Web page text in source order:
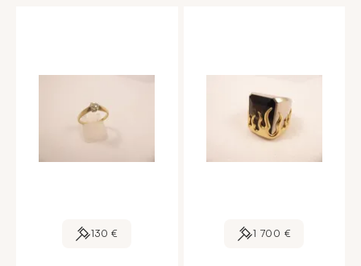
130 € 1 700 €